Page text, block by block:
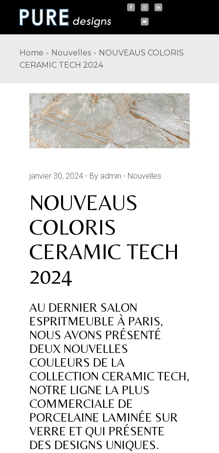
content
Home Nouvelles
NOUVEAUS COLORIS
CERAMIC TECH 2024
janvier 30, 2024 By admin Nouvelles
NOUVEAUS
COLORIS
CERAMIC TECH
2024
AU DERNIER SALON
ESPRITMEUBLE À PARIS,
NOUS AVONS PRÉSENTÉ
DEUX NOUVELLES
COULEURS DE LA
COLLECTION CERAMIC TECH,
NOTRE LIGNE LA PLUS
COMMERCIALE DE
PORCELAINE LAMINÉE SUR
VERRE ET QUI PRÉSENTE
DES DESIGNS UNIQUES.